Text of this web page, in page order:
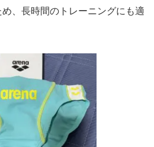
、長時間のトレーニングにも適